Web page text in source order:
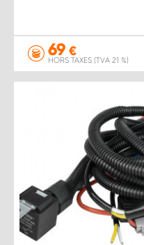
69 €
HORS TAXES (TVA 21 %)